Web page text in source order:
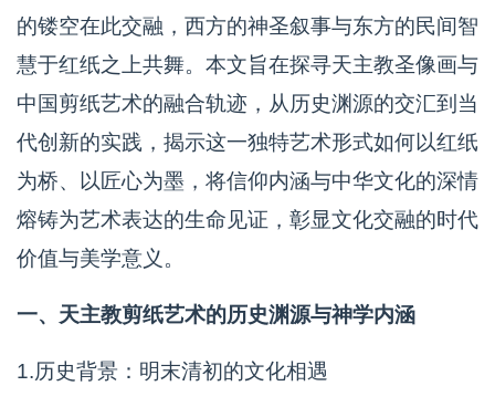
的镂空在此交融，西方的神圣叙事与东方的民间智
慧于红纸之上共舞。本文旨在探寻天主教圣像画与
中国剪纸艺术的融合轨迹，从历史渊源的交汇到当
代创新的实践，揭示这一独特艺术形式如何以红纸
为桥、以匠心为墨，将信仰内涵与中华文化的深情
熔铸为艺术表达的生命见证，彰显文化交融的时代
价值与美学意义。
一、天主教剪纸艺术的历史渊源与神学内涵
1.历史背景：明末清初的文化相遇